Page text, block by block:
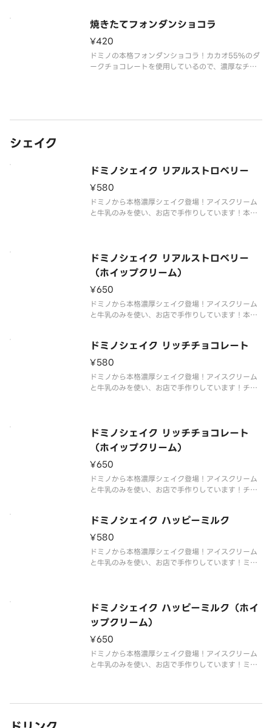
焼きたてフォンダンショコラ
¥420
ドミノの本格フォンダンショコラ！カカオ55%のダ
ークチョコレートを使用しているので、濃厚なチョ
シェイク
ドミノシェイク リアルストロベリー
¥580
ドミノから本格濃厚シェイク登場！アイスクリーム
と牛乳のみを使い、お店で手作りしています！本物
ドミノシェイク リアルストロベリー
（ホイップクリーム）
¥650
ドミノから本格濃厚シェイク登場！アイスクリーム
と牛乳のみを使い、お店で手作りしています！本物
ドミノシェイク リッチチョコレート
¥580
ドミノから本格濃厚シェイク登場！アイスクリーム
と牛乳のみを使い、お店で手作りしています！チョ
ドミノシェイク リッチチョコレート
（ホイップクリーム）
¥650
ドミノから本格濃厚シェイク登場！アイスクリーム
と牛乳のみを使い、お店で手作りしています！チョ
ドミノシェイク ハッピーミルク
¥580
ドミノから本格濃厚シェイク登場！アイスクリーム
と牛乳のみを使い、お店で手作りしています！ミル
ドミノシェイク ハッピーミルク（ホイ
ップクリーム）
¥650
ドミノから本格濃厚シェイク登場！アイスクリーム
と牛乳のみを使い、お店で手作りしています！ミル